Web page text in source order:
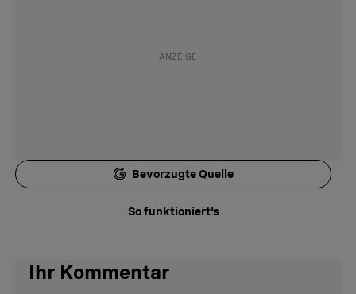
Bevorzugte Quelle
So funktioniert's
Ihr Kommentar